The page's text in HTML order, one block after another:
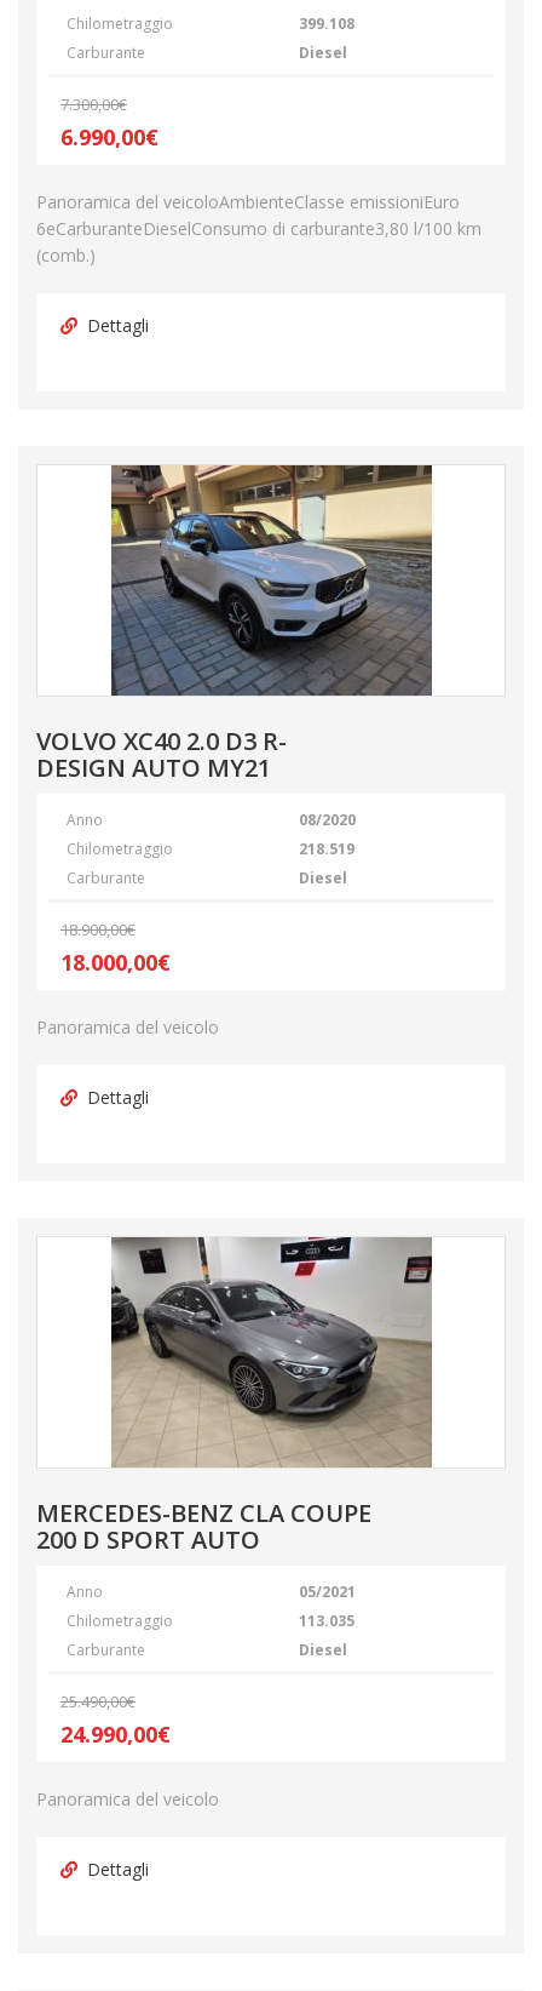
Chilometraggio
399.108
Carburante
Diesel
7.300,00€
6.990,00€
Panoramica del veicoloAmbienteClasse emissioniEuro
6eCarburanteDieselConsumo di carburante3,80 l/100 km
(comb.)
Dettagli
VOLVO XC40 2.0 D3 R-
DESIGN AUTO MY21
Anno
08/2020
Chilometraggio
218.519
Carburante
Diesel
18.900,00€
18.000,00€
Panoramica del veicolo
Dettagli
MERCEDES-BENZ CLA COUPE
200 D SPORT AUTO
Anno
05/2021
Chilometraggio
113.035
Carburante
Diesel
25.490,00€
24.990,00€
Panoramica del veicolo
Dettagli